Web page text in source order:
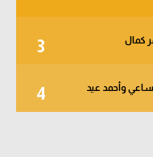
3 كمال
4 وأحمد عيد